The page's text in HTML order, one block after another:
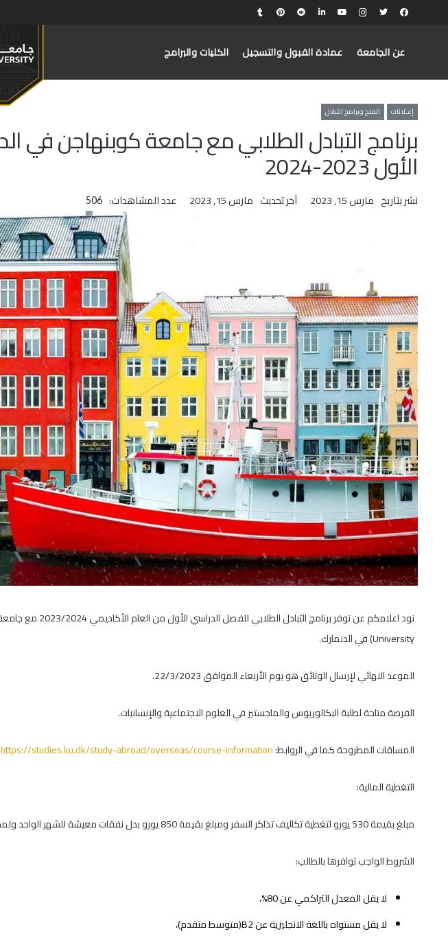
عن الجامعة عمادة القبول والتسجيل الكليات والبرامج
إعـلانات المنح وبرامج التبادل
الأول 2023-2024
نشر بتاريخ مارس 15, 2023 آخر تحديث مارس 15, 2023 عدد المشاهدات: 506
University) في الدنمارك.
الموعد النهائي لإرسال الوثائق هو يوم الأربعاء الموافق 22/3/2023.
الفرصة متاحة لطلبة البكالوريوس والماجستير في العلوم الاجتماعية والإنسانيات.
المساقات المطروحة كما في الروابط:https://studies.ku.dk/study-abroad/overseas/course-information/
التغطية المالية:
مبلغ بقيمة 530 يورو لتغطية تكاليف تذاكر السفر ومبلغ بقيمة 850 يورو بدل نفقات معيشة للشهر الواحد ولمدة أربع شهور.
الشروط الواجب توافرها بالطالب:
لا يقل المعدل التراكمي عن 80%،
لا يقل مستواه باللغة الانجليزية عن B2(متوسط متقدم)،